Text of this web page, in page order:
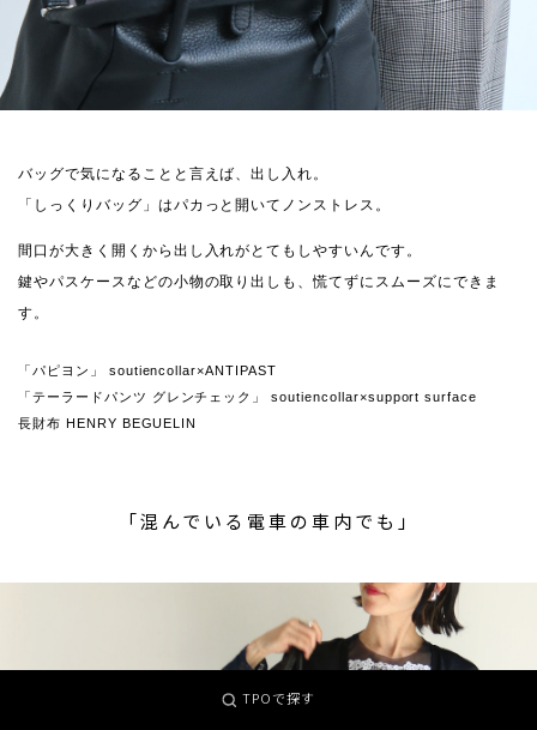
バッグで気になることと言えば、出し入れ。
「しっくりバッグ」はパカっと開いてノンストレス。
間口が大きく開くから出し入れがとてもしやすいんです。
鍵やパスケースなどの小物の取り出しも、慌てずにスムーズにできま
す。
「パピヨン」 soutiencollar×ANTIPAST
「テーラードパンツ グレンチェック」 soutiencollar×support surface
長財布 HENRY BEGUELIN
「混んでいる電車の車内でも」
TPOで探す